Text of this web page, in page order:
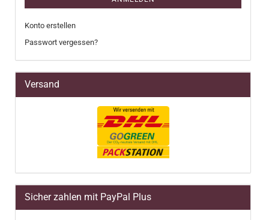
Konto erstellen
Passwort vergessen?
Versand
Sicher zahlen mit PayPal Plus